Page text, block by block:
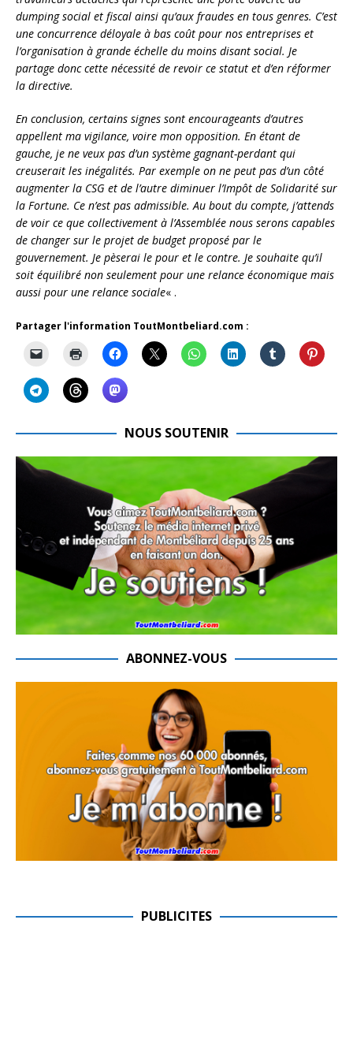
dumping social et fiscal ainsi qu’aux fraudes en tous genres. C’est
une concurrence déloyale à bas coût pour nos entreprises et
l’organisation à grande échelle du moins disant social. Je
partage donc cette nécessité de revoir ce statut et d’en réformer
la directive.
En conclusion, certains signes sont encourageants d’autres
appellent ma vigilance, voire mon opposition. En étant de
gauche, je ne veux pas d’un système gagnant-perdant qui
creuserait les inégalités. Par exemple on ne peut pas d’un côté
augmenter la CSG et de l’autre diminuer l’Impôt de Solidarité sur
la Fortune. Ce n’est pas admissible. Au bout du compte, j’attends
de voir ce que collectivement à l’Assemblée nous serons capables
de changer sur le projet de budget proposé par le
gouvernement. Je pèserai le pour et le contre. Je souhaite qu’il
soit équilibré non seulement pour une relance économique mais
aussi pour une relance sociale« .
Partager l'information ToutMontbeliard.com :
NOUS SOUTENIR
ABONNEZ-VOUS
PUBLICITES